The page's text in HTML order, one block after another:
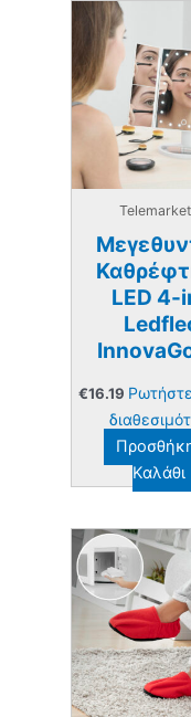
LED 4-
€16.19
Καλάθι